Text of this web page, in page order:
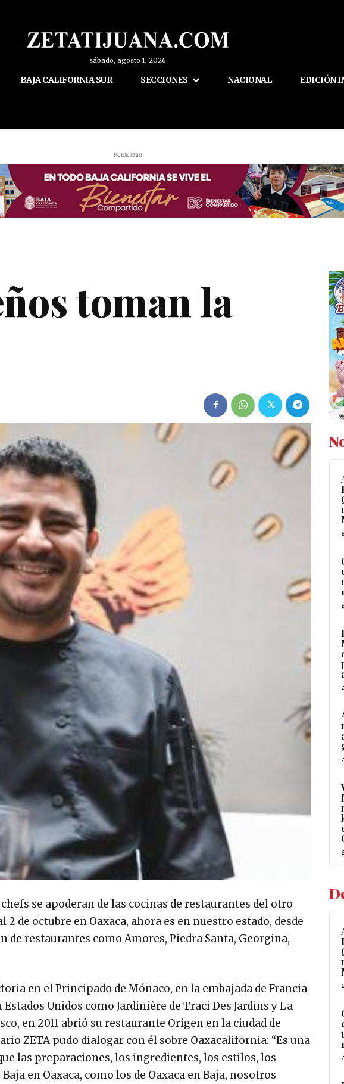
sábado, agosto 1, 2026
BAJA CALIFORNIA SUR SECCIONES NACIONAL EDICIÓN
Publicidad
toman la
se apoderan de las cocinas de restaurantes del otro
de octubre en Oaxaca, ahora es en nuestro estado, desde
de restaurantes como Amores, Piedra Santa, Georgina,
en el Principado de Mónaco, en la embajada de Francia
Unidos como Jardinière de Traci Des Jardins y La
en 2011 abrió su restaurante Origen en la ciudad de
ZETA pudo dialogar con él sobre Oaxacalifornia: “Es una
las preparaciones, los ingredientes, los estilos, los
en Oaxaca, como los de Oaxaca en Baja, nosotros